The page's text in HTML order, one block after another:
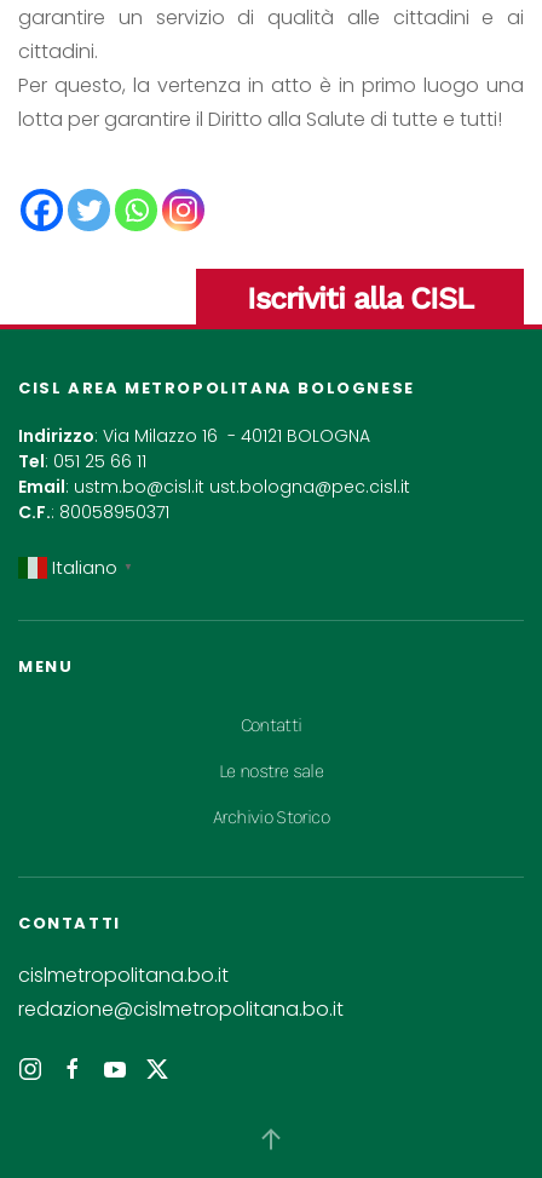
garantire un servizio di qualità alle cittadini e ai
cittadini.
Per questo, la vertenza in atto è in primo luogo una
lotta per garantire il Diritto alla Salute di tutte e tutti!
Iscriviti alla CISL
CISL AREA METROPOLITANA BOLOGNESE
Indirizzo: Via Milazzo 16 - 40121 BOLOGNA
Tel: 051 25 66 11
Email: ustm.bo@cisl.it ust.bologna@pec.cisl.it
C.F.: 80058950371
Italiano ▼
MENU
Contatti
Le nostre sale
Archivio Storico
CONTATTI
cislmetropolitana.bo.it
redazione@cislmetropolitana.bo.it